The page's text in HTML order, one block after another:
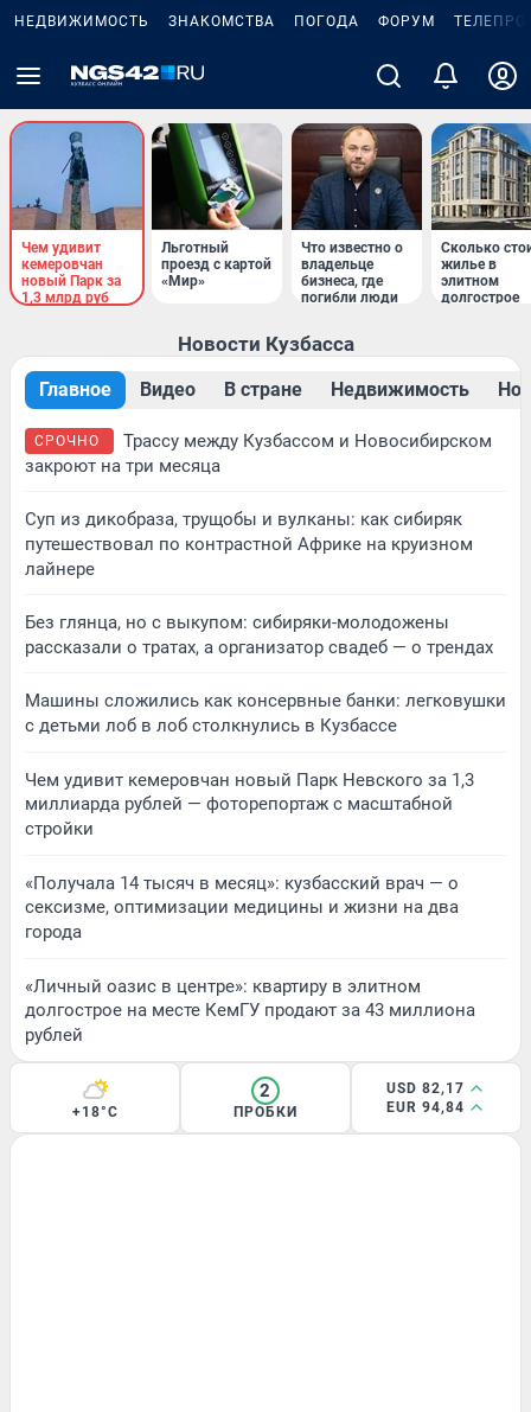
НЕДВИЖИМОСТЬ ЗНАКОМСТВА ПОГОДА ФОРУМ
Чем удивит
кемеровчан
новый Парк за
1,3 млрд руб
Льготный
проезд с картой
«Мир»
Что известно о
владельце
бизнеса, где
погибли люди
Сколько
жилье в
элитном
долгострое
Новости Кузбасса
Главное Видео В стране Недвижимость
СРОЧНО
Трассу между Кузбассом и Новосибирском
закроют на три месяца
Суп из дикобраза, трущобы и вулканы: как сибиряк
путешествовал по контрастной Африке на круизном
лайнере
Без глянца, но с выкупом: сибиряки-молодожены
рассказали о тратах, а организатор свадеб — о трендах
Машины сложились как консервные банки: легковушки
с детьми лоб в лоб столкнулись в Кузбассе
Чем удивит кемеровчан новый Парк Невского за 1,3
миллиарда рублей — фоторепортаж с масштабной
стройки
«Получала 14 тысяч в месяц»: кузбасский врач — о
сексизме, оптимизации медицины и жизни на два
города
«Личный оазис в центре»: квартиру в элитном
долгострое на месте КемГУ продают за 43 миллиона
рублей
+18°C
2
ПРОБКИ
USD 82,17
EUR 94,84